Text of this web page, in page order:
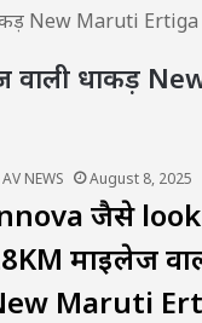
New Maruti Ertiga
धाकड़
AV NEWS August 8, 2025
जैसे
माइलेज
Maruti